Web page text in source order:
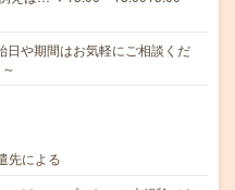
や期間はお気軽にご相談くだ
先による